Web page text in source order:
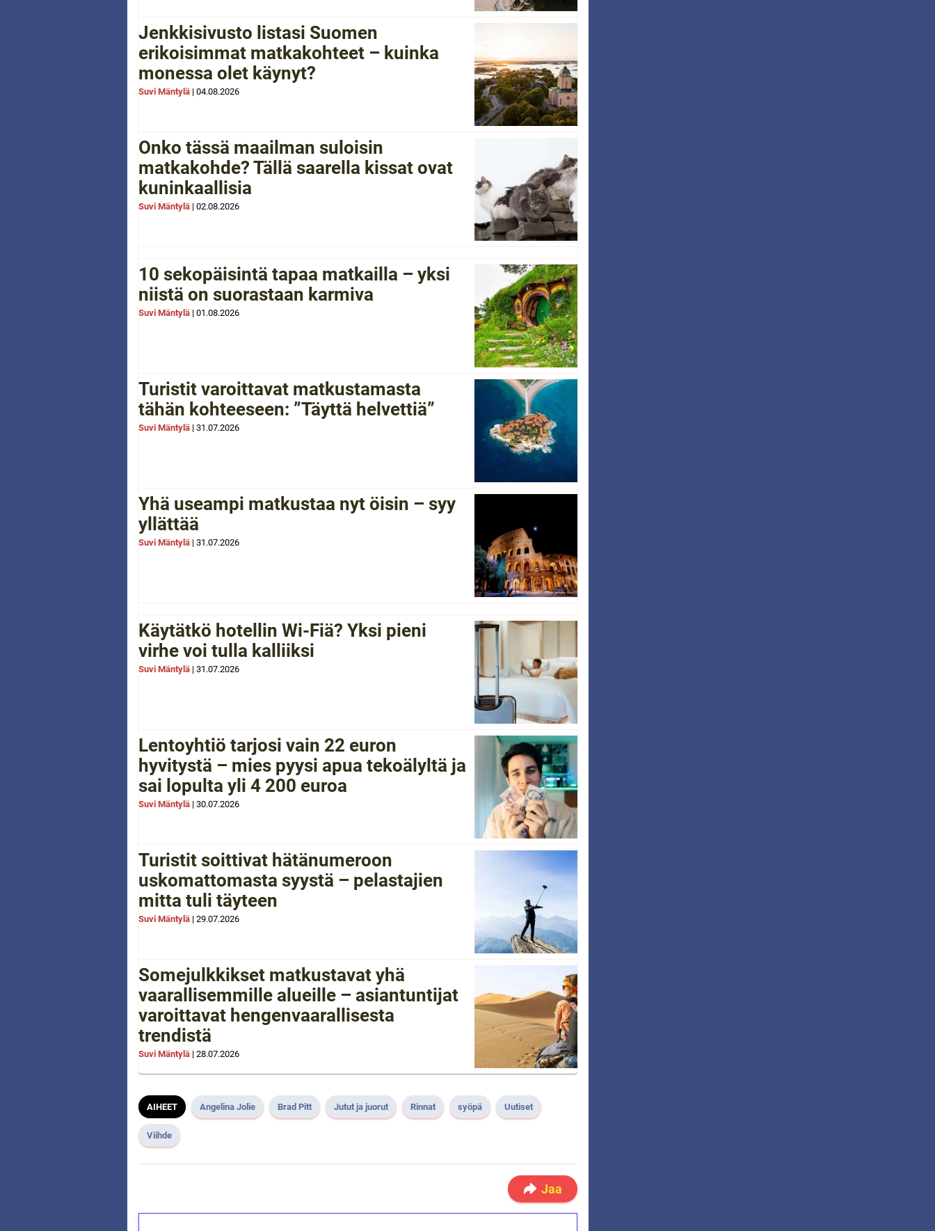
Jenkkisivusto listasi Suomen
erikoisimmat matkakohteet – kuinka
monessa olet käynyt?
Suvi Mäntylä | 04.08.2026
Onko tässä maailman suloisin
matkakohde? Tällä saarella kissat ovat
kuninkaallisia
Suvi Mäntylä | 02.08.2026
10 sekopäisintä tapaa matkailla – yksi
niistä on suorastaan karmiva
Suvi Mäntylä | 01.08.2026
Turistit varoittavat matkustamasta
tähän kohteeseen: ”Täyttä helvettiä”
Suvi Mäntylä | 31.07.2026
Yhä useampi matkustaa nyt öisin – syy
yllättää
Suvi Mäntylä | 31.07.2026
Käytätkö hotellin Wi-Fiä? Yksi pieni
virhe voi tulla kalliiksi
Suvi Mäntylä | 31.07.2026
Lentoyhtiö tarjosi vain 22 euron
hyvitystä – mies pyysi apua tekoälyltä ja
sai lopulta yli 4 200 euroa
Suvi Mäntylä | 30.07.2026
Turistit soittivat hätänumeroon
uskomattomasta syystä – pelastajien
mitta tuli täyteen
Suvi Mäntylä | 29.07.2026
Somejulkkikset matkustavat yhä
vaarallisemmille alueille – asiantuntijat
varoittavat hengenvaarallisesta
trendistä
Suvi Mäntylä | 28.07.2026
AIHEET Angelina Jolie Brad Pitt Jutut ja juorut Rinnat syöpä Uutiset
Viihde
Jaa